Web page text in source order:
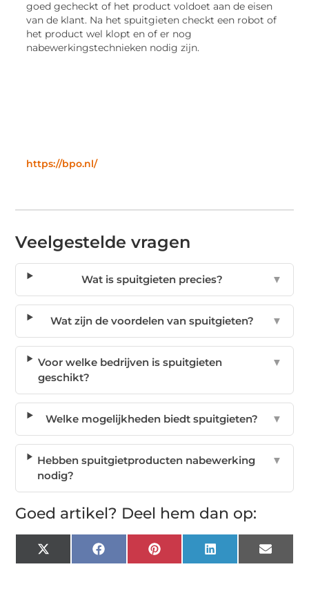
goed gecheckt of het product voldoet aan de eisen
van de klant. Na het spuitgieten checkt een robot of
het product wel klopt en of er nog
nabewerkingstechnieken nodig zijn.
https://bpo.nl/
Veelgestelde vragen
Wat is spuitgieten precies? ▼
Wat zijn de voordelen van spuitgieten? ▼
Voor welke bedrijven is spuitgieten
geschikt?
▼
Welke mogelijkheden biedt spuitgieten? ▼
Hebben spuitgietproducten nabewerking
nodig?
▼
Goed artikel? Deel hem dan op:
X
(Twitter)
FacebookPinterest LinkedIn Email